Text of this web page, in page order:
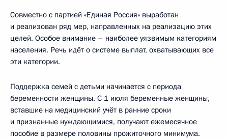
Совместно с партией «Единая Россия» выработан
и реализован ряд мер, направленных на реализацию этих
целей. Особое внимание – наиболее уязвимым категориям
населения. Речь идёт о системе выплат, охватывающих все
эти категории.
Поддержка семей с детьми начинается с периода
беременности женщины. С 1 июля беременные женщины,
вставшие на медицинский учёт в ранние сроки
и признанные нуждающимися, получают ежемесячное
пособие в размере половины прожиточного минимума.